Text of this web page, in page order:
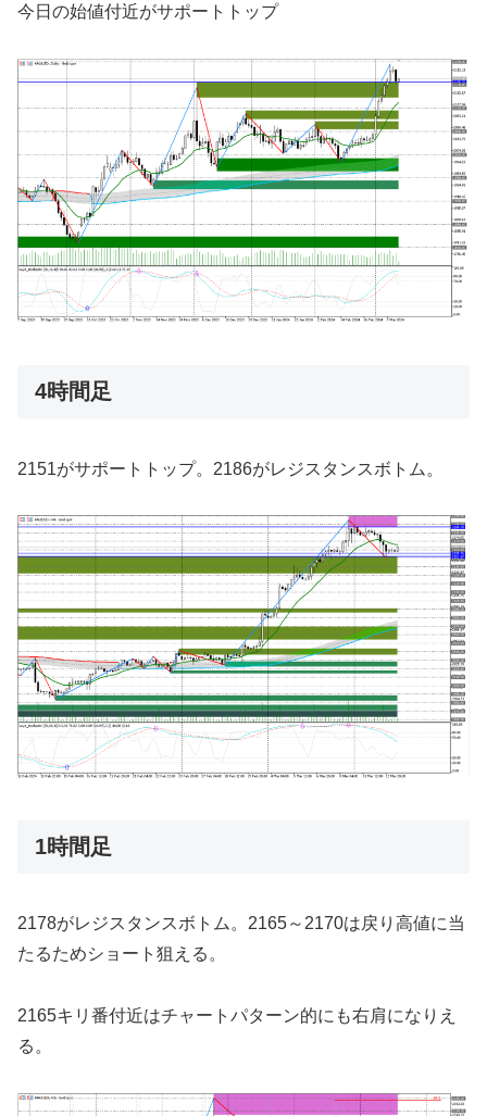
今日の始値付近がサポートトップ
4時間足
2151がサポートトップ。2186がレジスタンスボトム。
1時間足
2178がレジスタンスボトム。2165～2170は戻り高値に当
たるためショート狙える。
2165キリ番付近はチャートパターン的にも右肩になりえ
る。